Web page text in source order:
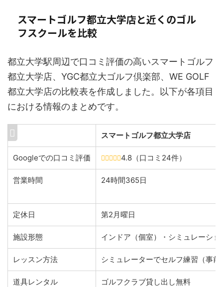
スマートゴルフ都立大学店と近くのゴル
フスクールを比較
都立大学駅周辺で口コミ評価の高いスマートゴルフ
都立大学店、YGC都立大ゴルフ倶楽部、WE GOLF
都立大学店の比較表を作成しました。以下が各項目
における情報のまとめです。
スマートゴルフ都立大学店
Googleでの口コミ評価 4.8 （口コミ24件）
営業時間 24時間365日
定休日 第2月曜日
施設形態 インドア（個室）・シミュレーショ
レッスン方法 シミュレーターでセルフ練習（事
道具レンタル ゴルフクラブ貸し出し無料